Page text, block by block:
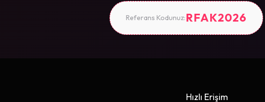
Referans Kodunuz:RFAK2026
Hızlı Erişim